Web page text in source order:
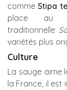
commeStipa
place au
traditionnelle
variétés plus
Culture
La sauge aime
la France, il est